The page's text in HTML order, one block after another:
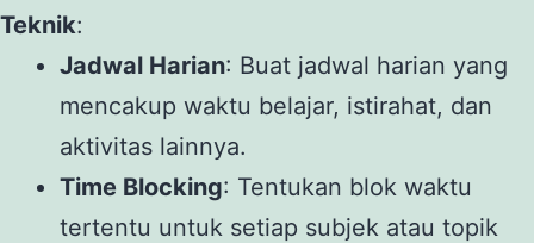
Teknik:
Jadwal Harian: Buat jadwal harian yang
mencakup waktu belajar, istirahat, dan
aktivitas lainnya.
Time Blocking: Tentukan blok waktu
tertentu untuk setiap subjek atau topik